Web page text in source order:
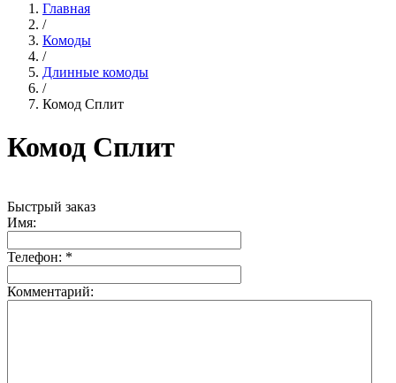
Главная
/
Комоды
/
Длинные комоды
/
Комод Сплит
Комод Сплит
Быстрый заказ
Имя:
Телефон: *
Комментарий: